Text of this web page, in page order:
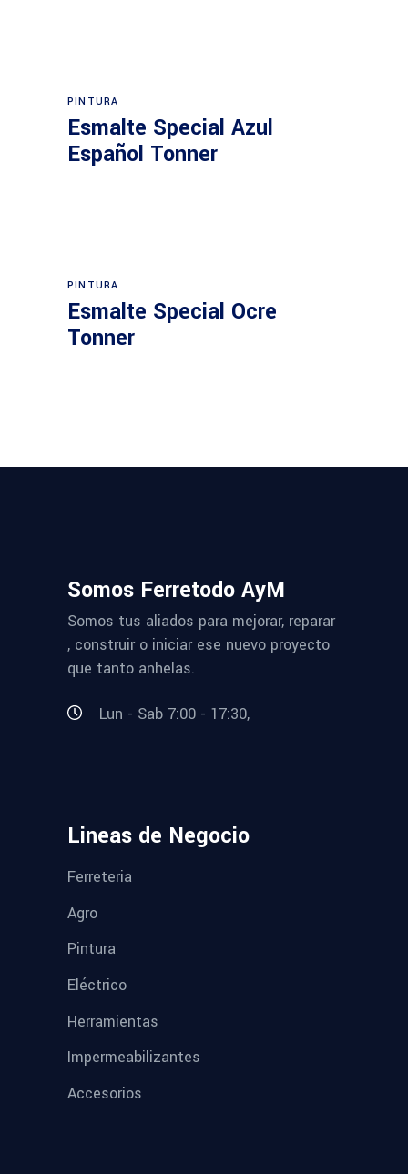
PINTURA
Esmalte Special Azul
Español Tonner
PINTURA
Esmalte Special Ocre
Tonner
Somos Ferretodo AyM
Somos tus aliados para mejorar, reparar
, construir o iniciar ese nuevo proyecto
que tanto anhelas.
Lun - Sab 7:00 - 17:30,
Lineas de Negocio
Ferreteria
Agro
Pintura
Eléctrico
Herramientas
Impermeabilizantes
Accesorios